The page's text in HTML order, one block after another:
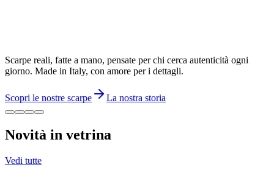
Scarpe reali, fatte a mano, pensate per chi cerca autenticità ogni
giorno. Made in Italy, con amore per i dettagli.
Scopri le nostre scarpe La nostra storia
Novità in vetrina
Vedi tutte